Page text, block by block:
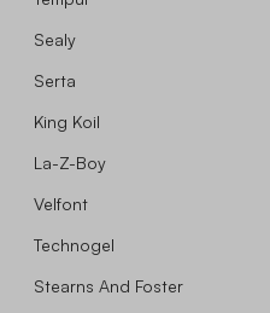
Sealy
Serta
King Koil
La-Z-Boy
Velfont
Technogel
Stearns And Foster